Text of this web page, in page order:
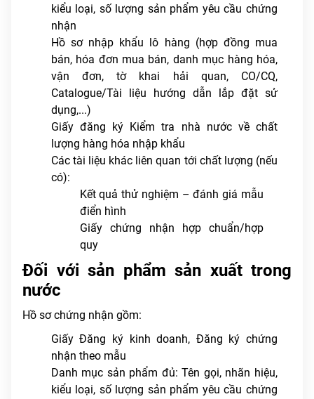
kiểu loại, số lượng sản phẩm yêu cầu chứng
nhận
Hồ sơ nhập khẩu lô hàng (hợp đồng mua
bán, hóa đơn mua bán, danh mục hàng hóa,
vận đơn, tờ khai hải quan, CO/CQ,
Catalogue/Tài liệu hướng dẫn lắp đặt sử
dụng,...)
Giấy đăng ký Kiểm tra nhà nước về chất
lượng hàng hóa nhập khẩu
Các tài liệu khác liên quan tới chất lượng (nếu
có):
Kết quả thử nghiệm – đánh giá mẫu
điển hình
Giấy chứng nhận hợp chuẩn/hợp
quy
Đối với sản phẩm sản xuất trong
nước
Hồ sơ chứng nhận gồm:
Giấy Đăng ký kinh doanh, Đăng ký chứng
nhận theo mẫu
Danh mục sản phẩm đủ: Tên gọi, nhãn hiệu,
kiểu loại, số lượng sản phẩm yêu cầu chứng